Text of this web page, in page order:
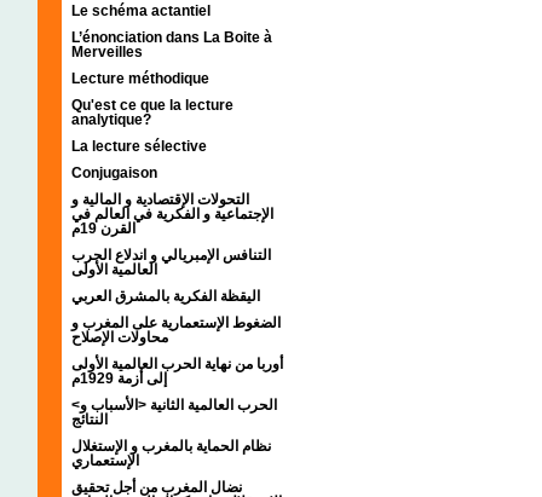
Le schéma actantiel
L’énonciation dans La Boite à
Merveilles
Lecture méthodique
Qu'est ce que la lecture
analytique?
La lecture sélective
Conjugaison
التحولات الإقتصادية و المالية و
الإجتماعية و الفكرية في العالم في
القرن 19م
التنافس الإمبريالي و اندلاع الحرب
العالمية الأولى
اليقظة الفكرية بالمشرق العربي
الضغوط الإستعمارية على المغرب و
محاولات الإصلاح
أوربا من نهاية الحرب العالمية الأولى
إلى أزمة 1929م
<الحرب العالمية الثانية <الأسباب و
النتائج
نظام الحماية بالمغرب و الإستغلال
الإستعماري
نضال المغرب من أجل تحقيق